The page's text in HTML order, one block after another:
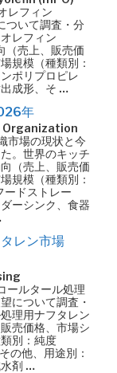
レフィン
ついて調査・分
レフィン
（売上、販売価
規模（種類別：
ポリプロピレ
成形、そ …
年
Organization
市場の現状と今
。世界のキッチ
（売上、販売価
規模（種類別：
ードストレー
ーシンク、食器
レン市場
ルタール処理
について調査・
理用ナフタレン
売価格、市場シ
別：純度
の他、用途別：
水剤 …